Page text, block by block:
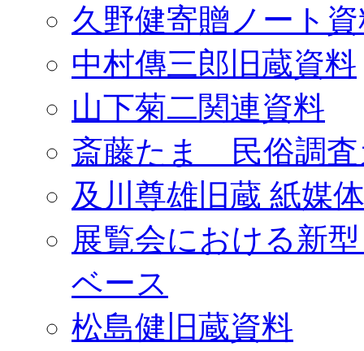
久野健寄贈ノート
中村傳三郎旧蔵資料
山下菊二関連資料
斎藤たま 民俗調査
及川尊雄旧蔵 紙媒
展覧会における新
ベース
松島健旧蔵資料